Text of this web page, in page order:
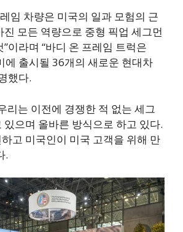
임 차량은 미국의 일과 모험의 근
진 모든 역량으로 중형 픽업 세그먼
이라며 “바디 온 프레임 트럭은
에 출시될 36개의 새로운 현대차
했다.
리는 이전에 경쟁한 적 없는 세그
있으며 올바른 방식으로 하고 있다.
고 미국인이 미국 고객을 위해 만
.